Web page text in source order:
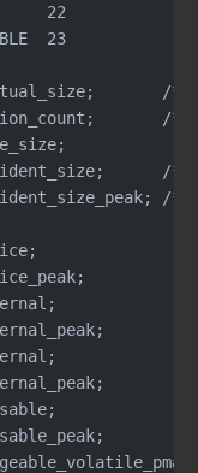
22
23
/*
/*
/*
/*